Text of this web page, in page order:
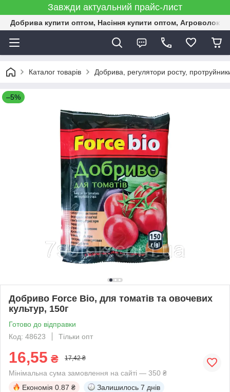
Завжди актуальний прайс-лист
Добрива купити оптом, Насіння купити оптом,
Каталог товарів Добрива, регулятори росту,
–5%
Добриво Force Bio, для томатів та овочевих
культур, 150г
Готово до відправки
Код: 48623
Тільки опт
16,55 ₴ 17,42 ₴
Мінімальна сума замовлення на сайті — 350 ₴
Економія 0.87 ₴ Залишилось 7 днів